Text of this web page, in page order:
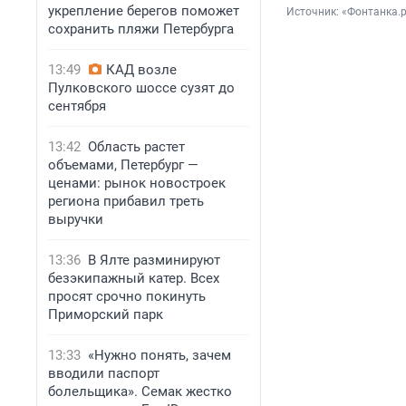
укрепление берегов поможет
сохранить пляжи Петербурга
13:49
КАД возле
Пулковского шоссе сузят до
сентября
13:42 Область растет
объемами, Петербург —
ценами: рынок новостроек
региона прибавил треть
выручки
13:36 В Ялте разминируют
безэкипажный катер. Всех
просят срочно покинуть
Приморский парк
13:33 «Нужно понять, зачем
вводили паспорт
болельщика». Семак жестко
Источник: